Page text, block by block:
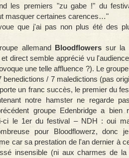
les premiers "zu gabe !" du
masquer certaines carences…"
que j'ai pas non plus été des
allemand Bloodflowers sur la
direct semble apprécié vu
une telle affluence ?). Le
benedictions / 7 maledictions (pas
un franc succès, le premier du
notre hamster ne regarde
groupe Edenbridge a bien
ci le 1er du festival – NDH : oui
pour Bloodflowerz, donc
car sa prestation de l'an dernier à
insensible (ni aux charmes de